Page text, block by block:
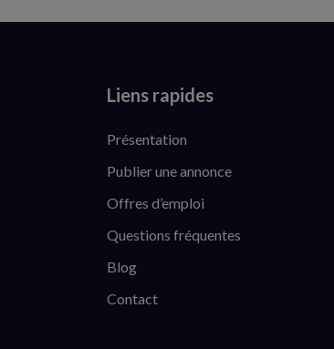
Liens rapides
Présentation
Publier une annonce
Offres d’emploi
Questions fréquentes
Blog
Contact